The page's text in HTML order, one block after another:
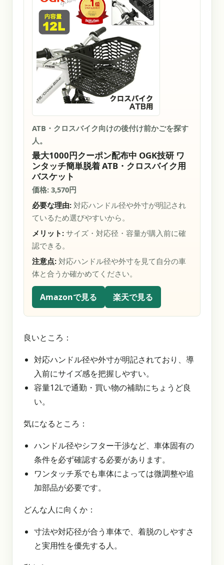
ATB・クロスバイク向けの後付け前かごを探す
人。
最大1000円クーポン配布中 OGK技研 ワ
ンタッチ簡単脱着 ATB・クロスバイク用
バスケット
価格: 3,570円
必要な理由: 対応ハンドル径や外寸が明記され
ているため選びやすいから。
メリット: サイズ・対応径・容量が購入前に確
認できる。
注意点: 対応ハンドル径や外寸を見て自分の車
体と合うか確かめてください。
Amazonで見る 楽天で見る
良いところ：
対応ハンドル径や外寸が明記されており、導
入前にサイズ感を把握しやすい。
容量12Lで通勤・買い物の補助にちょうど良
い。
気になるところ：
ハンドル径やシフター干渉など、車体固有の
条件を必ず確認する必要があります。
ワンタッチ系でも車体によっては微調整や追
加部品が必要です。
どんな人に向くか：
寸法や対応径が合う車体で、着脱のしやすさ
と実用性を優先する人。